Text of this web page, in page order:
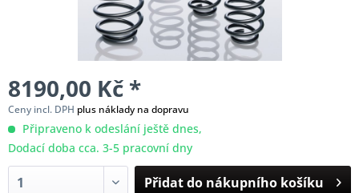
8190,00 Kč *
Ceny incl. DPH plus náklady na dopravu
Připraveno k odeslání ještě dnes,
Dodací doba cca. 3-5 pracovní dny
Přidat do nákupního košíku